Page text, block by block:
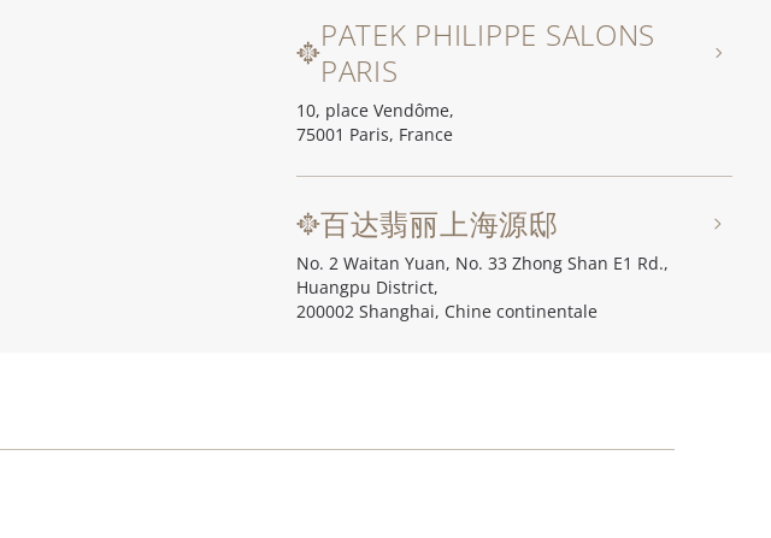
PATEK PHILIPPE SALONS
PARIS
10, place Vendôme,
75001 Paris, France
百达翡丽上海源邸
No. 2 Waitan Yuan, No. 33 Zhong Shan E1 Rd.,
Huangpu District,
200002 Shanghai, Chine continentale